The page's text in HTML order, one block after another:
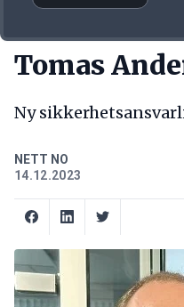
Tomas
Ny
NETT NO
14.12.2023